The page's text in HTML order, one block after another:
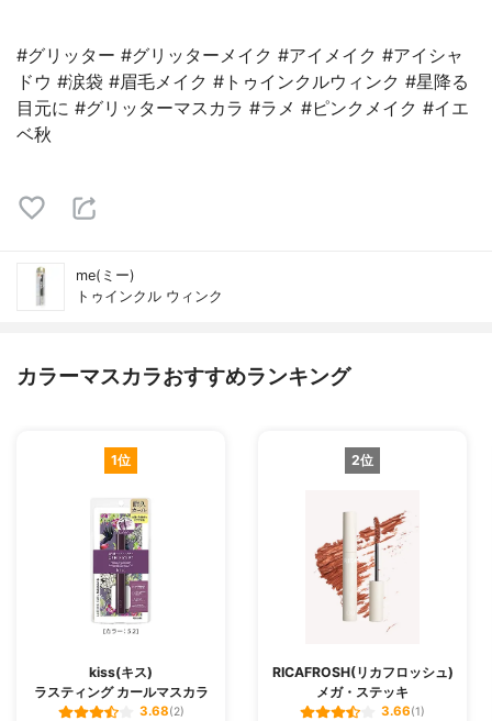
#グリッター #グリッターメイク #アイメイク #アイシャ
ドウ #涙袋 #眉毛メイク #トゥインクルウィンク #星降る
目元に #グリッターマスカラ #ラメ #ピンクメイク #イエ
ベ秋
me(ミー)
トゥインクル ウィンク
カラーマスカラおすすめランキング
1位
kiss(キス)
ラスティング カールマスカラ
3.68(2)
2位
RICAFROSH(リカフロッシュ)
メガ・ステッキ
3.66(1)